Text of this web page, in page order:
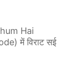
Hai
में विराट सई